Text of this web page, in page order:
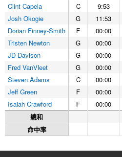
Clint Capela
C 9:53
Josh Okogie
G 11:53
Dorian Finney-Smith
F 00:00
Tristen Newton
G 00:00
JD Davison
G 00:00
Fred VanVleet
G 00:00
Steven Adams
C 00:00
Jeff Green
F 00:00
Isaiah Crawford
F 00:00
總和
命中率